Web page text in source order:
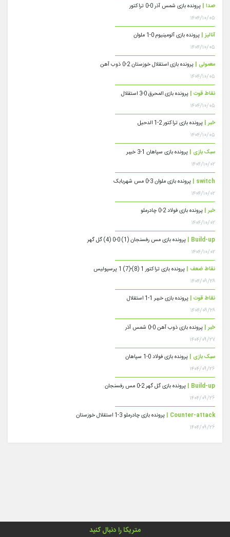
صدا | پرونده بازی شمس آذر 0-0 تراکتور
۱۴۰۴/۱۰/۰۵
آنالیز | پرونده بازی آلومینیوم 0-1 ملوان
۱۴۰۴/۱۰/۰۵
معمولی | پرونده بازی استقلال خوزستان 2-0 ذوب آهن
۱۴۰۴/۱۰/۰۵
نقاط قوت | پرونده بازی المحرق 0-3 استقلال
۱۴۰۴/۱۰/۰۵
خبر | پرونده بازی تراکتور 2-1 الدحیل
۱۴۰۴/۱۰/۰۵
سبک بازی | پرونده بازی سپاهان 1-3 خیبر
۱۴۰۴/۱۰/۰۲
switch | پرونده بازی ملوان 3-0 مس شهربابک
۱۴۰۴/۱۰/۰۲
خبر | پرونده بازی فولاد 2-0 چادرملو
۱۴۰۴/۱۰/۰۲
Build-up | پرونده بازی مس رفسنجان (1) 0-0 (4) گل گهر
۱۴۰۴/۱۰/۰۲
نقاط ضعف | پرونده بازی تراکتور 1 (8)-(7) 1 پرسپولیس
۱۴۰۴/۰۹/۲۸
نقاط قوت | پرونده بازی خیبر 1-1 استقلال
۱۴۰۴/۰۹/۲۸
خبر | پرونده بازی ذوب آهن 0-0 شمس آذر
۱۴۰۴/۰۹/۲۷
سبک بازی | پرونده بازی فولاد 0-1 سپاهان
۱۴۰۴/۰۹/۲۶
Build-up | پرونده بازی گل گهر 2-0 مس رفسنجان
۱۴۰۴/۰۹/۲۶
Counter-attack | پرونده بازی چادرملو 3-1 استقلال خوزستان
۱۴۰۴/۰۹/۲۶
متریکا را دنبال کنید